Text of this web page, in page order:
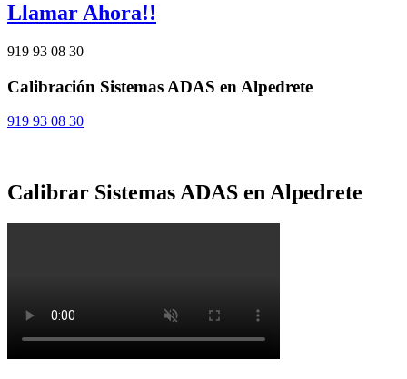
Llamar Ahora!!
919 93 08 30
Calibración Sistemas ADAS en Alpedrete
919 93 08 30
Calibrar Sistemas ADAS en Alpedrete